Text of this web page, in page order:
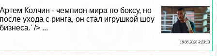
Артем Колчин - чемпион мира по боксу, но
после ухода с ринга, он стал игрушкой шоу
бизнеса.' /> ...
18 06 2026 3:23:13